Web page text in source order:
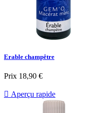
Erable champêtre
Prix 18,90 €
 Aperçu rapide